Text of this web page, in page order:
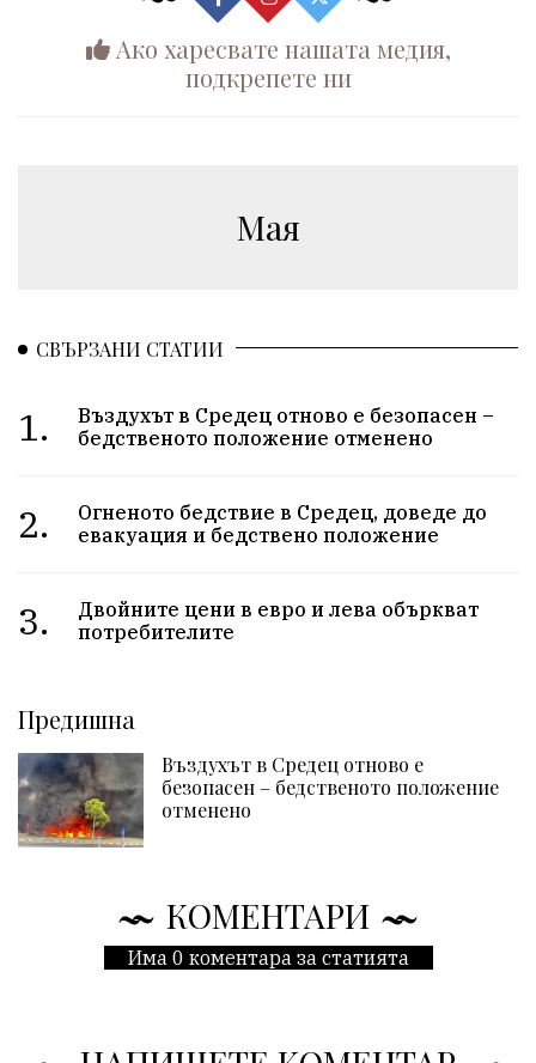
Ако харесвате нашата медия,
подкрепете ни
Мая
СВЪРЗАНИ СТАТИИ
1.
Въздухът в Средец отново е безопасен –
бедственото положение отменено
2.
Огненото бедствие в Средец, доведе до
евакуация и бедствено положение
3.
Двойните цени в евро и лева объркват
потребителите
Предишна
Въздухът в Средец отново е
безопасен – бедственото положение
отменено
КОМЕНТАРИ
Има 0 коментара за статията